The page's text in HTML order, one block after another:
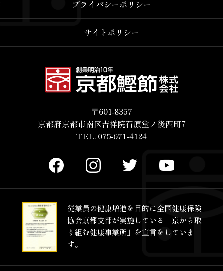
〒601-8357
京都府京都市南区吉祥院石原堂ノ後西町7
TEL: 075-671-4124
従業員の健康増進を目的に全国健康保険
協会京都支部が実施している
「京から取
り組む健康事業所」を宣言をしていま
す。
プライバシーポリシー
サイトポリシー